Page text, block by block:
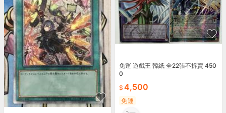
免運 遊戲王 韓紙 全22張不拆賣 450
0
4,500
免運